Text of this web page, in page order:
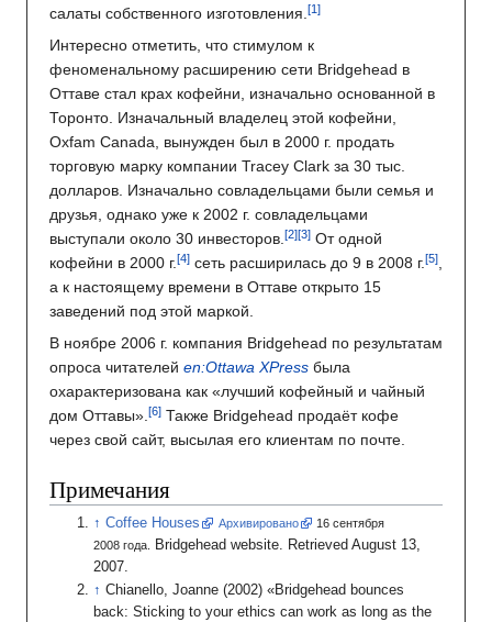
салаты собственного изготовления.
Интересно отметить, что стимулом к
феноменальному расширению сети Bridgehead в
Оттаве стал крах кофейни, изначально основанной в
Торонто. Изначальный владелец этой кофейни,
Oxfam Canada, вынужден был в 2000 г. продать
торговую марку компании Tracey Clark за 30 тыс.
долларов. Изначально совладельцами были семья и
друзья, однако уже к 2002 г. совладельцами
выступали около 30 инвесторов.
От одной
кофейни в 2000 г.
сеть расширилась до 9 в 2008 г.
,
а к настоящему времени в Оттаве открыто 15
заведений под этой маркой.
В ноябре 2006 г. компания Bridgehead по результатам
опроса читателей en:Ottawa XPress была
охарактеризована как «лучший кофейный и чайный
дом Оттавы».
Также Bridgehead продаёт кофе
через свой сайт, высылая его клиентам по почте.
Примечания
Coffee Houses Архивировано 16 сентября
2008 года.
Bridgehead website. Retrieved August 13,
2007.
Chianello, Joanne (2002) «Bridgehead bounces
back: Sticking to your ethics can work as long as the